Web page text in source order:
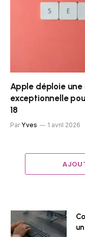
Apple déploie une
exceptionnelle
18
Par Yves 1 avril 2026